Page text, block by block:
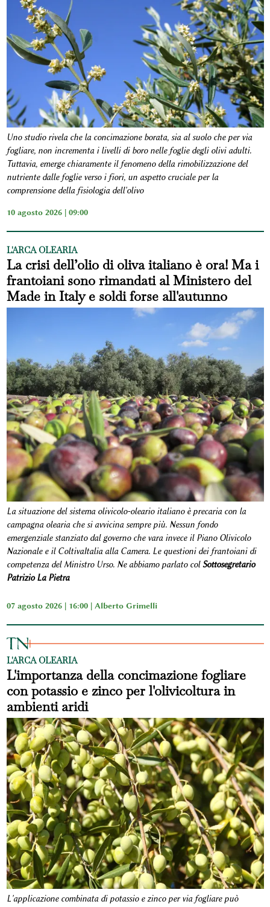
Uno studio rivela che la concimazione borata, sia al suolo che per via
fogliare, non incrementa i livelli di boro nelle foglie degli olivi adulti.
Tuttavia, emerge chiaramente il fenomeno della rimobilizzazione del
nutriente dalle foglie verso i fiori, un aspetto cruciale per la
comprensione della fisiologia dell'olivo
10 agosto 2026 | 09:00
L'ARCA OLEARIA
La crisi dell’olio di oliva italiano è ora! Ma i
frantoiani sono rimandati al Ministero del
Made in Italy e soldi forse all'autunno
La situazione del sistema olivicolo-oleario italiano è precaria con la
campagna olearia che si avvicina sempre più. Nessun fondo
emergenziale stanziato dal governo che vara invece il Piano Olivicolo
Nazionale e il ColtivaItalia alla Camera. Le questioni dei frantoiani di
competenza del Ministro Urso. Ne abbiamo parlato colSottosegretario
Patrizio La Pietra
07 agosto 2026 | 16:00 | Alberto Grimelli
L'ARCA OLEARIA
L'importanza della concimazione fogliare
con potassio e zinco per l'olivicoltura in
ambienti aridi
L'applicazione combinata di potassio e zinco per via fogliare può